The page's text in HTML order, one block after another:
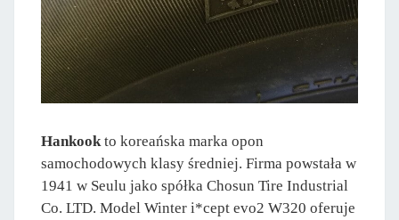
Hankook to koreańska marka opon
samochodowych klasy średniej. Firma powstała w
1941 w Seulu jako spółka Chosun Tire Industrial
Co. LTD. Model Winter i*cept evo2 W320 oferuje